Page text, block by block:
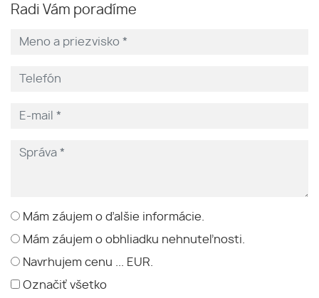
Radi Vám poradíme
Mám záujem o ďalšie informácie.
Mám záujem o obhliadku nehnuteľnosti.
Navrhujem cenu ... EUR.
Označiť všetko